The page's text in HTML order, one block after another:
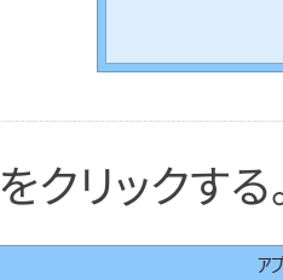
クリックする